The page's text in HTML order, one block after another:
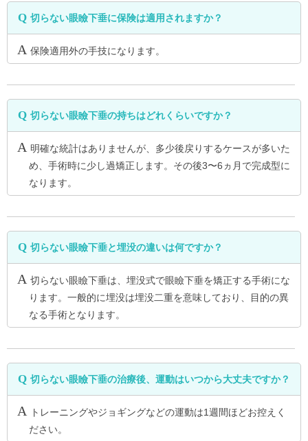
切らない眼瞼下垂に保険は適用されますか？
保険適用外の手技になります。
切らない眼瞼下垂の持ちはどれくらいですか？
明確な統計はありませんが、多少後戻りするケースが多いた
め、手術時に少し過矯正します。その後3〜6ヵ月で完成型に
なります。
切らない眼瞼下垂と埋没の違いは何ですか？
切らない眼瞼下垂は、埋没式で眼瞼下垂を矯正する手術にな
ります。一般的に埋没は埋没二重を意味しており、目的の異
なる手術となります。
切らない眼瞼下垂の治療後、運動はいつから大丈夫ですか？
トレーニングやジョギングなどの運動は1週間ほどお控えく
ださい。